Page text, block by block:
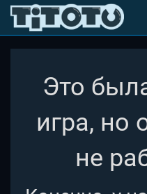
Это
игра, но
не